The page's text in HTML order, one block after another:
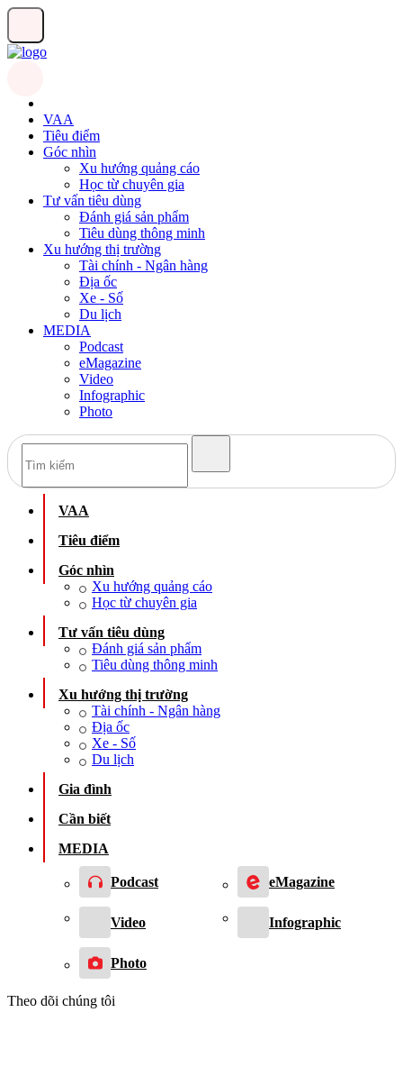
VAA
Tiêu điểm
Góc nhìn
Xu hướng quảng cáo
Học từ chuyên gia
Tư vấn tiêu dùng
Đánh giá sản phẩm
Tiêu dùng thông minh
Xu hướng thị trường
Tài chính - Ngân hàng
Địa ốc
Xe - Số
Du lịch
MEDIA
Podcast
eMagazine
Video
Infographic
Photo
VAA
Tiêu điểm
Góc nhìn
Xu hướng quảng cáo
Học từ chuyên gia
Tư vấn tiêu dùng
Đánh giá sản phẩm
Tiêu dùng thông minh
Xu hướng thị trường
Tài chính - Ngân hàng
Địa ốc
Xe - Số
Du lịch
Gia đình
Cần biết
MEDIA
Podcast eMagazine
Video Infographic
Photo
Theo dõi chúng tôi